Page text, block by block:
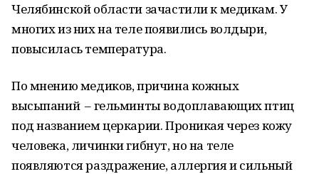
Челябинской области зачастили к медикам. У
многих из них на теле появились волдыри,
повысилась температура.
По мнению медиков, причина кожных
высыпаний – гельминты водоплавающих птиц
под названием церкарии. Проникая через кожу
человека, личинки гибнут, но на теле
появляются раздражение, аллергия и сильный